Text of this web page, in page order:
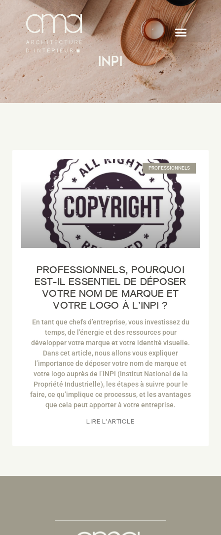
INPI
PROFESSIONNELS
PROFESSIONNELS, POURQUOI
EST-IL ESSENTIEL DE DÉPOSER
VOTRE NOM DE MARQUE ET
VOTRE LOGO À L’INPI ?
En tant que chefs d’entreprise, vous investissez du
temps, de l’énergie et des ressources pour
développer votre marque et votre identité visuelle.
Dans cet article, nous allons vous expliquer
l’importance de déposer votre nom de marque et
votre logo auprès de l’INPI (Institut National de la
Propriété Industrielle), les étapes à suivre pour le
faire, ce qu’implique ce processus, et les avantages
que cela peut apporter à votre entreprise.
LIRE L'ARTICLE